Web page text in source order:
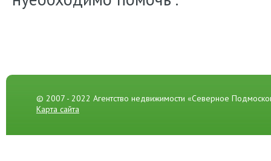
© 2007 - 2022 Агентство недвижимости «Северное
Карта сайта